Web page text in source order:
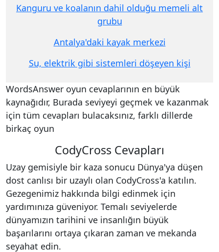
Kanguru ve koalanın dahil olduğu memeli alt
grubu
Antalya'daki kayak merkezi
Su, elektrik gibi sistemleri döşeyen kişi
WordsAnswer oyun cevaplarının en büyük
kaynağıdır, Burada seviyeyi geçmek ve kazanmak
için tüm cevapları bulacaksınız, farklı dillerde
birkaç oyun
CodyCross Cevapları
Uzay gemisiyle bir kaza sonucu Dünya'ya düşen
dost canlısı bir uzaylı olan CodyCross'a katılın.
Gezegenimiz hakkında bilgi edinmek için
yardımınıza güveniyor. Temalı seviyelerde
dünyamızın tarihini ve insanlığın büyük
başarılarını ortaya çıkaran zaman ve mekanda
seyahat edin.